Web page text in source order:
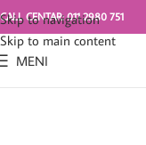
Skip to navigation
Skip to main content
CALL CENTAR: 011 2980 751
MENI